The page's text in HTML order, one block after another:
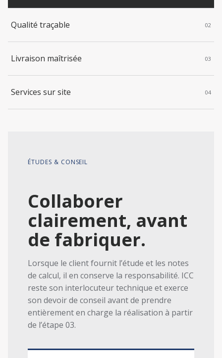
Qualité traçable 02
Livraison maîtrisée 03
Services sur site 04
ÉTUDES & CONSEIL
Collaborer
clairement, avant
de fabriquer.
Lorsque le client fournit l’étude et les notes
de calcul, il en conserve la responsabilité. ICC
reste son interlocuteur technique et exerce
son devoir de conseil avant de prendre
entièrement en charge la réalisation à partir
de l’étape 03.